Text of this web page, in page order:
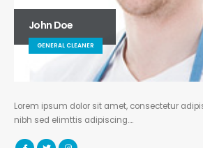
John Doe
GENERAL CLEANER
Lorem ipsum dolor sit amet, consectetur
nibh sed elimttis adipiscing….